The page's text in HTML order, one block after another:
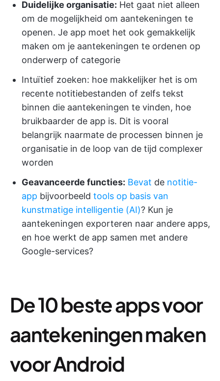
Duidelijke organisatie: Het gaat niet alleen
om de mogelijkheid om aantekeningen te
openen. Je app moet het ook gemakkelijk
maken om je aantekeningen te ordenen op
onderwerp of categorie
Intuïtief zoeken: hoe makkelijker het is om
recente notitiebestanden of zelfs tekst
binnen die aantekeningen te vinden, hoe
bruikbaarder de app is. Dit is vooral
belangrijk naarmate de processen binnen je
organisatie in de loop van de tijd complexer
worden
Geavanceerde functies: Bevat de notitie-
app bijvoorbeeld tools op basis van
kunstmatige intelligentie (AI)? Kun je
aantekeningen exporteren naar andere apps,
en hoe werkt de app samen met andere
Google-services?
De 10 beste apps voor
aantekeningen maken
voor Android